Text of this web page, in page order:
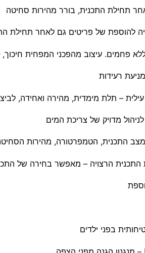
הרצויה – מאפשר בחירה של
בפני ילדים